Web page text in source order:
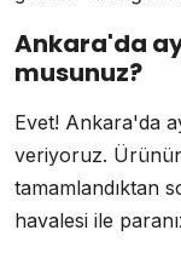
Ankara'da
musunuz?
Evet! Ankara'da
veriyoruz.
tamamlandıktan
havalesi ile